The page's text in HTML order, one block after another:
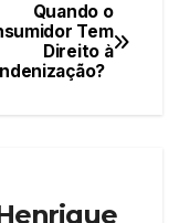
Quando o
Tem
Direito à